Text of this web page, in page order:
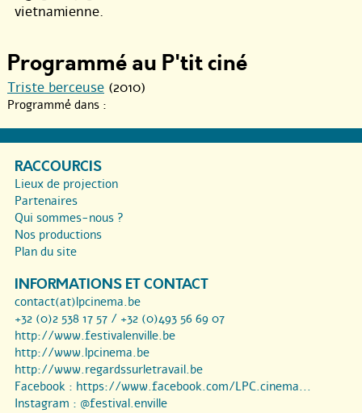
vietnamienne.
Programmé au P'tit ciné
Triste berceuse (2010)
Programmé dans :
RACCOURCIS
Lieux de projection
Partenaires
Qui sommes-nous ?
Nos productions
Plan du site
INFORMATIONS ET CONTACT
contact(at)lpcinema.be
+32 (0)2 538 17 57 / +32 (0)493 56 69 07
http://www.festivalenville.be
http://www.lpcinema.be
http://www.regardssurletravail.be
Facebook : https://www.facebook.com/LPC.cinema...
Instagram : @festival.enville